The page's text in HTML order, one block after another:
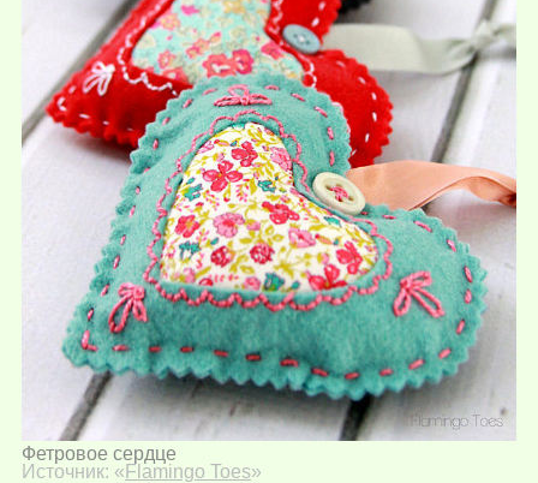
Фетровое сердце
Источник: « Flamingo Toes»